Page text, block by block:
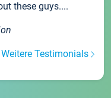
these guys....
Weitere Testimonials